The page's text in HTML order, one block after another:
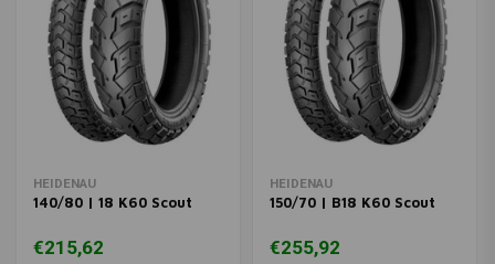
HEIDENAU
140/80 | 18 K60 Scout
€215,62
HEIDENAU
150/70 | B18 K60 Scout
€255,92